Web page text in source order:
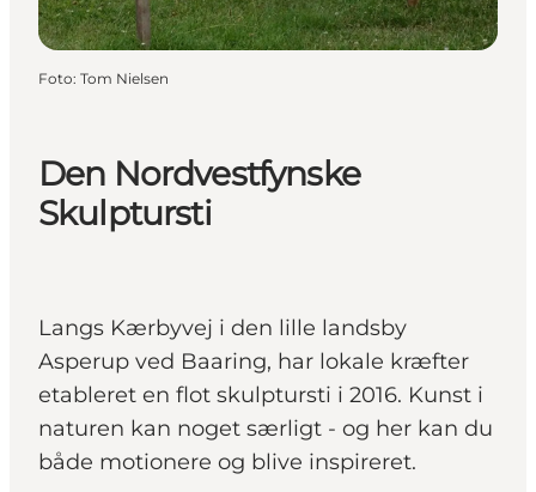
Den Nordvestfynske
Skulptursti
Langs Kærbyvej i den lille landsby
Asperup ved Baaring, har lokale kræfter
etableret en flot skulptursti i 2016. Kunst i
naturen kan noget særligt - og her kan du
både motionere og blive inspireret.
Foto: Tom Nielsen